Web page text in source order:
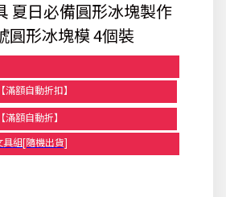
夏日必備圓形冰塊製作
圓形冰塊模 4個裝
額自動折扣】
額自動折】
組[隨機出貨]